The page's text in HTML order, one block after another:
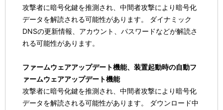
攻撃者に暗号化鍵を推測され、中間者攻撃により暗号化
データを解読される可能性があります。 ダイナミック
DNSの更新情報、アカウント、パスワードなどが解読さ
れる可能性があります。
ファームウェアアップデート機能、装置起動時の自動フ
ァームウェアアップデート機能
攻撃者に暗号化鍵を推測され、中間者攻撃により暗号化
データを解読される可能性があります。 ダウンロード中